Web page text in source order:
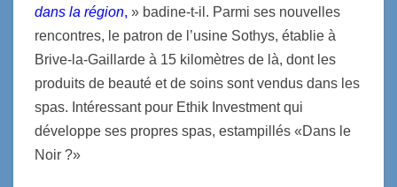
dans la région, » badine-t-il. Parmi ses nouvelles
rencontres, le patron de l’usine Sothys, établie à
Brive-la-Gaillarde à 15 kilomètres de là, dont les
produits de beauté et de soins sont vendus dans les
spas. Intéressant pour Ethik Investment qui
développe ses propres spas, estampillés «Dans le
Noir ?»